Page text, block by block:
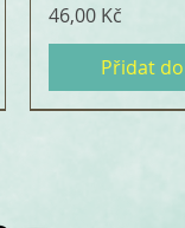
Cena
46,00 Kč
Přidat